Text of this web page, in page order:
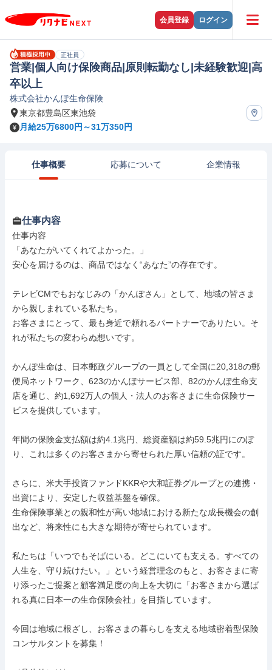
会員登録 ログイン
正社員
営業|個人向け保険商品|原則転勤なし|未経験歓迎|高
卒以上
株式会社かんぽ生命保険
東京都豊島区東池袋
月給25万6800円～31万350円
仕事概要 応募について 企業情報
仕事内容
仕事内容
「あなたがいてくれてよかった。」
安心を届けるのは、商品ではなく“あなた”の存在です。
テレビCMでもおなじみの「かんぽさん」として、地域の皆さま
から親しまれている私たち。
お客さまにとって、最も身近で頼れるパートナーでありたい。そ
れが私たちの変わらぬ想いです。
かんぽ生命は、日本郵政グループの一員として全国に20,318の郵
便局ネットワーク、623のかんぽサービス部、82のかんぽ生命支
店を通じ、約1,692万人の個人・法人のお客さまに生命保険サー
ビスを提供しています。
年間の保険金支払額は約4.1兆円、総資産額は約59.5兆円にのぼ
り、これは多くのお客さまから寄せられた厚い信頼の証です。
さらに、米大手投資ファンドKKRや大和証券グループとの連携・
出資により、安定した収益基盤を確保。
生命保険事業との親和性が高い地域における新たな成長機会の創
出など、将来性にも大きな期待が寄せられています。
私たちは「いつでもそばにいる。どこにいても支える。すべての
人生を、守り続けたい。」という経営理念のもと、お客さまに寄
り添ったご提案と顧客満足度の向上を大切に「お客さまから選ば
れる真に日本一の生命保険会社」を目指しています。
今回は地域に根ざし、お客さまの暮らしを支える地域密着型保険
コンサルタントを募集！